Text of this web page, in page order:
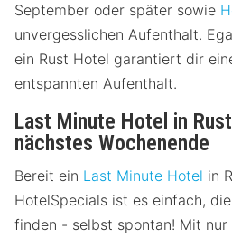
September oder später sowie
unvergesslichen Aufenthalt.
ein Rust Hotel garantiert dir
entspannten Aufenthalt.
Last Minute Hotel in
nächstes Wochenende
Bereit ein Last Minute Hotel in
HotelSpecials ist es einfach,
finden - selbst spontan! Mit